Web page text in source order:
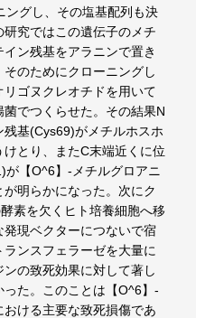
ングし、その塩基配列も決
究ではこの遺伝子のメチ
ン残基をアラニンで置き
のためにクローニングし
ゴヌクレオチドを用いて
でつくらせた。その結果N
基(Cys69)がメチルホスホ
けとり、またC末端近くに位
【O^6】-メチルグロアニ
明らかになった。次にク
素を欠くヒト培養細胞へ移
発現ベクターにつないで宿
ンスフェラーゼを大量に
の致死効果に対して著し
った。このことは【O^6】-
ける主要な致死損傷であ